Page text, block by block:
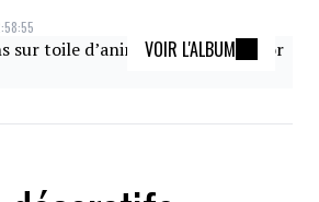
VOIR L'ALBUM